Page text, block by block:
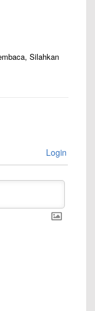
Silahkan
Login